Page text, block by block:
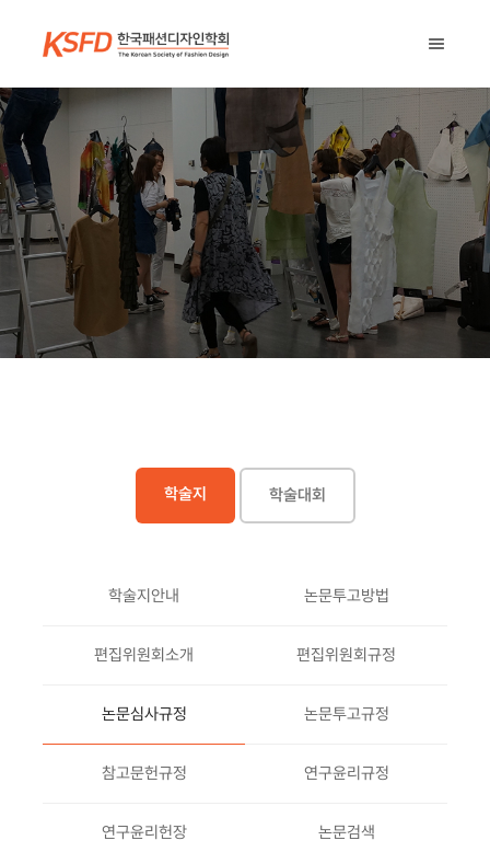
학술지 학술대회
학술지안내 논문투고방법
편집위원회소개 편집위원회규정
논문심사규정 논문투고규정
참고문헌규정 연구윤리규정
연구윤리헌장 논문검색